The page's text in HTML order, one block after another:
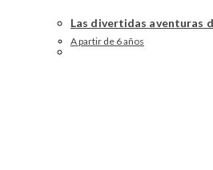
Las divertidas aventuras
A partir de 6 años